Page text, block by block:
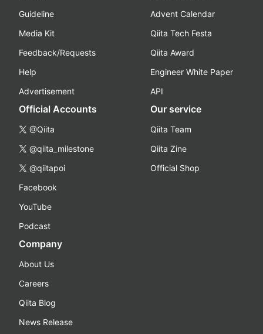
Guideline
Media Kit
Feedback/Requests
Help
Advertisement
Advent Calendar
Qiita Tech Festa
Qiita Award
Engineer White Paper
API
Official Accounts
@Qiita
@qiita_milestone
@qiitapoi
Facebook
YouTube
Podcast
Our service
Qiita Team
Qiita Zine
Official Shop
Company
About Us
Careers
Qiita Blog
News Release